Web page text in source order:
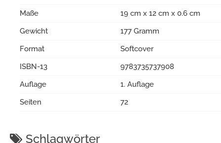
Maße
19 cm x 12 cm x 0.6 cm
Gewicht
177 Gramm
Format
Softcover
ISBN-13
9783735737908
Auflage
1. Auflage
Seiten
72
Schlagwörter